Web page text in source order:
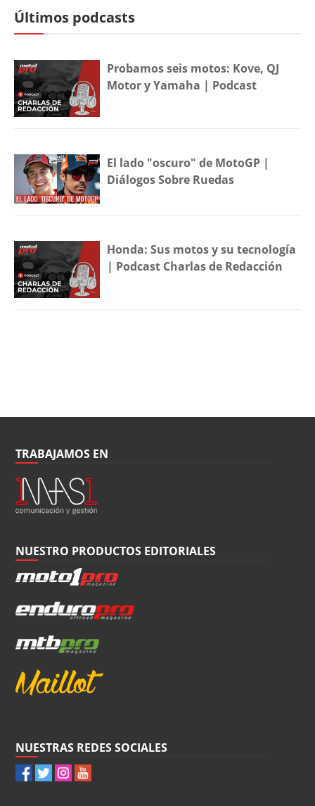
Últimos podcasts
Probamos seis motos: Kove, QJ
Motor y Yamaha | Podcast
El lado "oscuro" de MotoGP |
Diálogos Sobre Ruedas
Honda: Sus motos y su tecnología
| Podcast Charlas de Redacción
TRABAJAMOS EN
NUESTRO PRODUCTOS EDITORIALES
NUESTRAS REDES SOCIALES